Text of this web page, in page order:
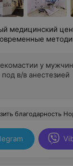
медицинский
у мужчин
в/в анестезией
благодарность